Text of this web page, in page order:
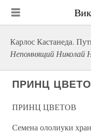
Карлос Кастанеда.
Непомнящий Николай
ПРИНЦ
ПРИНЦ ЦВЕТОВ
Семена ололиуки